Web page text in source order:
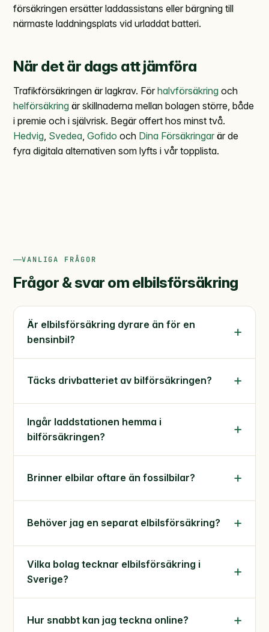
försäkringen ersätter laddassistans eller bärgning till
närmaste laddningsplats vid urladdat batteri.
När det är dags att jämföra
Trafikförsäkringen är lagkrav. För halvförsäkring och
helförsäkring är skillnaderna mellan bolagen större, både
i premie och i självrisk. Begär offert hos minst två.
Hedvig Svedea Gofido och Dina Försäkringar är de
fyra digitala alternativen som lyfts i vår topplista.
VANLIGA FRÅGOR
Frågor & svar om elbilsförsäkring
Är elbilsförsäkring dyrare än för en
bensinbil?
Täcks drivbatteriet av bilförsäkringen?
Ingår laddstationen hemma i
bilförsäkringen?
Brinner elbilar oftare än fossilbilar?
Behöver jag en separat elbilsförsäkring?
Vilka bolag tecknar elbilsförsäkring i
Sverige?
Hur snabbt kan jag teckna online?